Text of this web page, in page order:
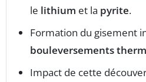
le lithium et la pyrite.
Formation du gisement
bouleversements
Impact de cette